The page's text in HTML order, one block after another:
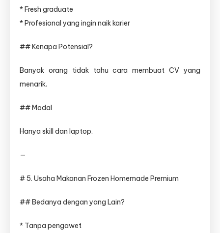
* Fresh graduate
* Profesional yang ingin naik karier
## Kenapa Potensial?
Banyak orang tidak tahu cara membuat CV yang
menarik.
## Modal
Hanya skill dan laptop.
—
# 5. Usaha Makanan Frozen Homemade Premium
## Bedanya dengan yang Lain?
* Tanpa pengawet